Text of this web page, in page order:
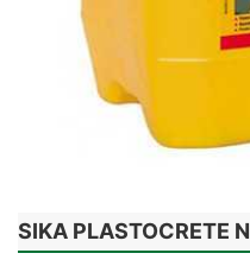
SIKA PLASTOCRETE N